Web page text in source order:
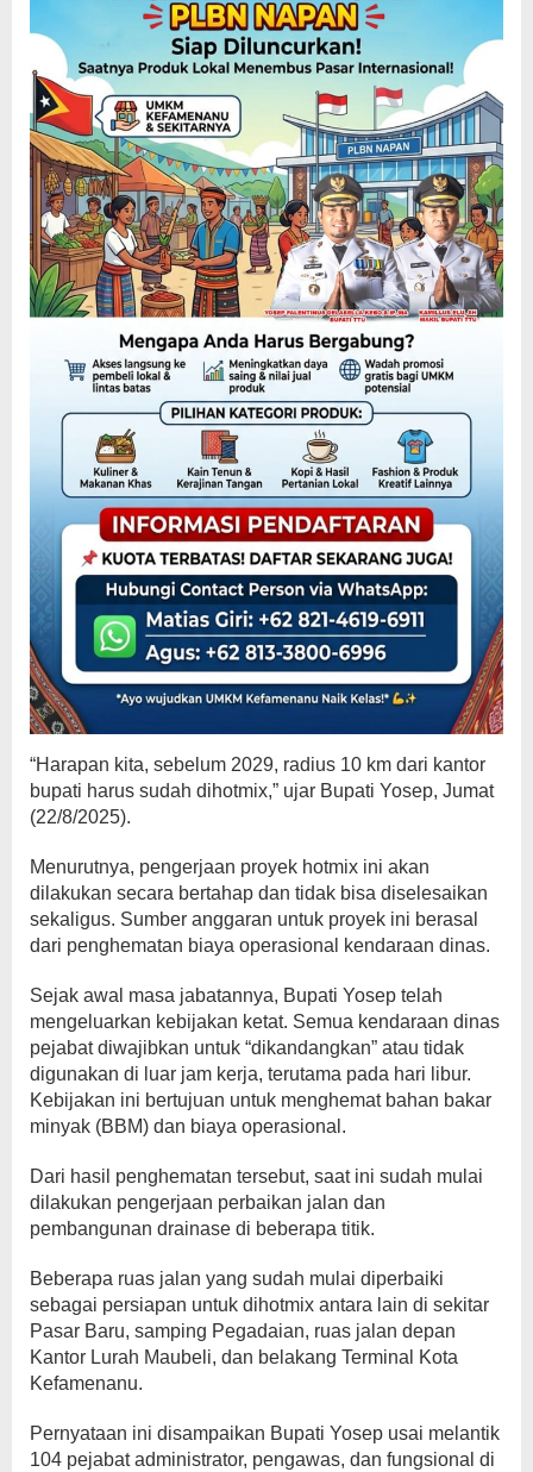
“Harapan kita, sebelum 2029, radius 10 km dari kantor
bupati harus sudah dihotmix,” ujar Bupati Yosep, Jumat
(22/8/2025).
Menurutnya, pengerjaan proyek hotmix ini akan
dilakukan secara bertahap dan tidak bisa diselesaikan
sekaligus. Sumber anggaran untuk proyek ini berasal
dari penghematan biaya operasional kendaraan dinas.
Sejak awal masa jabatannya, Bupati Yosep telah
mengeluarkan kebijakan ketat. Semua kendaraan dinas
pejabat diwajibkan untuk “dikandangkan” atau tidak
digunakan di luar jam kerja, terutama pada hari libur.
Kebijakan ini bertujuan untuk menghemat bahan bakar
minyak (BBM) dan biaya operasional.
Dari hasil penghematan tersebut, saat ini sudah mulai
dilakukan pengerjaan perbaikan jalan dan
pembangunan drainase di beberapa titik.
Beberapa ruas jalan yang sudah mulai diperbaiki
sebagai persiapan untuk dihotmix antara lain di sekitar
Pasar Baru, samping Pegadaian, ruas jalan depan
Kantor Lurah Maubeli, dan belakang Terminal Kota
Kefamenanu.
Pernyataan ini disampaikan Bupati Yosep usai melantik
104 pejabat administrator, pengawas, dan fungsional di